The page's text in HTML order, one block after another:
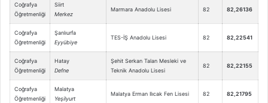
Coğrafya
Öğretmenliği
Siirt
Merkez
Marmara Anadolu Lisesi 82 82,26136
Coğrafya
Öğretmenliği
Şanlıurfa
Eyyübiye
TES-İŞ Anadolu Lisesi 82 82,22541
Coğrafya
Öğretmenliği
Hatay
Defne
Şehit Serkan Talan Mesleki ve
Teknik Anadolu Lisesi
82 82,22155
Coğrafya
Öğretmenliği
Malatya
Yeşilyurt
Malatya Erman Ilıcak Fen Lisesi 82 82,21795